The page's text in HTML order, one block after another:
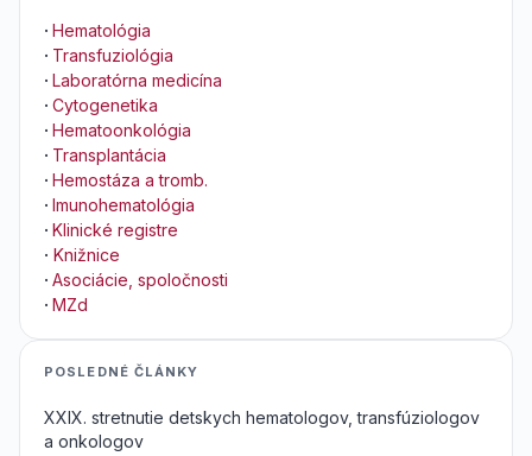
· Hematológia
· Transfuziológia
· Laboratórna medicína
· Cytogenetika
· Hematoonkológia
· Transplantácia
· Hemostáza a tromb.
· Imunohematológia
· Klinické registre
· Knižnice
· Asociácie, spoločnosti
· MZd
POSLEDNÉ ČLÁNKY
XXIX. stretnutie detskych hematologov, transfúziologov
a onkologov